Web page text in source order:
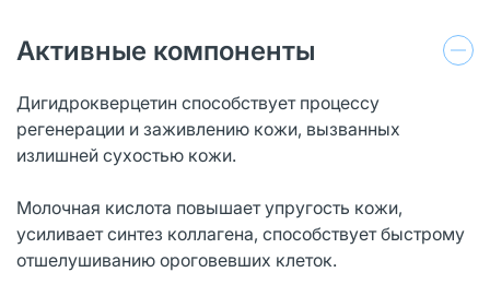
Активные компоненты
Дигидрокверцетин способствует процессу
регенерации и заживлению кожи, вызванных
излишней сухостью кожи.
Молочная кислота повышает упругость кожи,
усиливает синтез коллагена, способствует быстрому
отшелушиванию ороговевших клеток.